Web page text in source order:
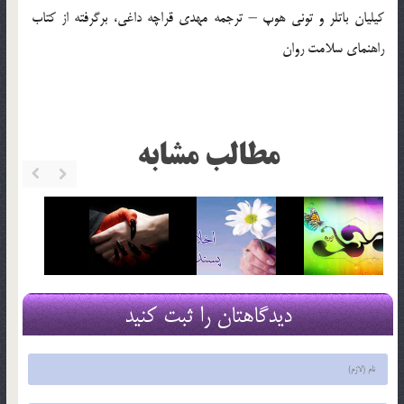
کيليان باتلر و توني هوپ – ترجمه مهدي قراچه داغي، برگرفته از کتاب
راهنماي سلامت روان
مطالب مشابه
دیدگاهتان را ثبت کنید